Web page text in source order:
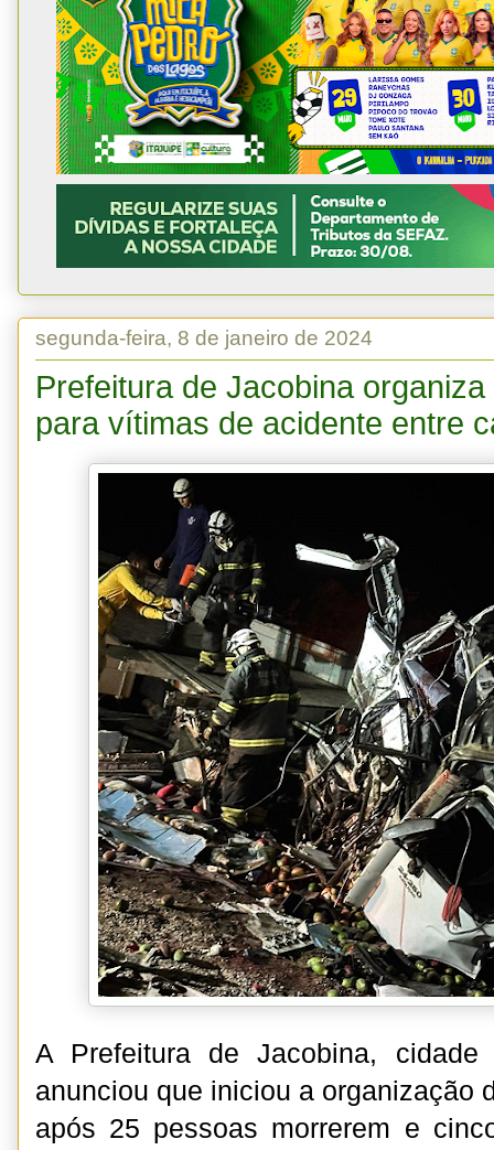
segunda-feira, 8 de janeiro de 2024
Prefeitura de Jacobina
para vítimas de acidente entre
A Prefeitura de Jacobina,
anunciou que iniciou a organização
após 25 pessoas morrerem e